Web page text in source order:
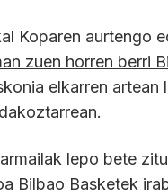
Koparen aurtengo
zuen horren berri
elkarren artean
lepo bete
Bilbao Basketek